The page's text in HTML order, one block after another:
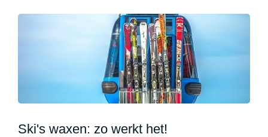
Ski's waxen: zo werkt het!